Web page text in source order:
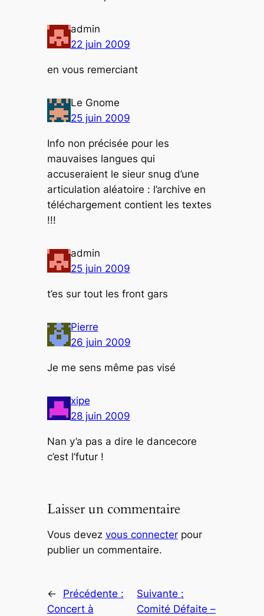
admin
22 juin 2009
en vous remerciant
Le Gnome
25 juin 2009
Info non précisée pour les
mauvaises langues qui
accuseraient le sieur snug d’une
articulation aléatoire : l’archive en
téléchargement contient les textes
!!!
admin
25 juin 2009
t’es sur tout les front gars
Pierre
26 juin 2009
Je me sens même pas visé
xipe
28 juin 2009
Nan y’a pas a dire le dancecore
c’est l’futur !
Laisser un commentaire
Vous devez vous connecterpour
publier un commentaire.
←
Précédente :
Concert à
Suivante :
Comité Défaite –